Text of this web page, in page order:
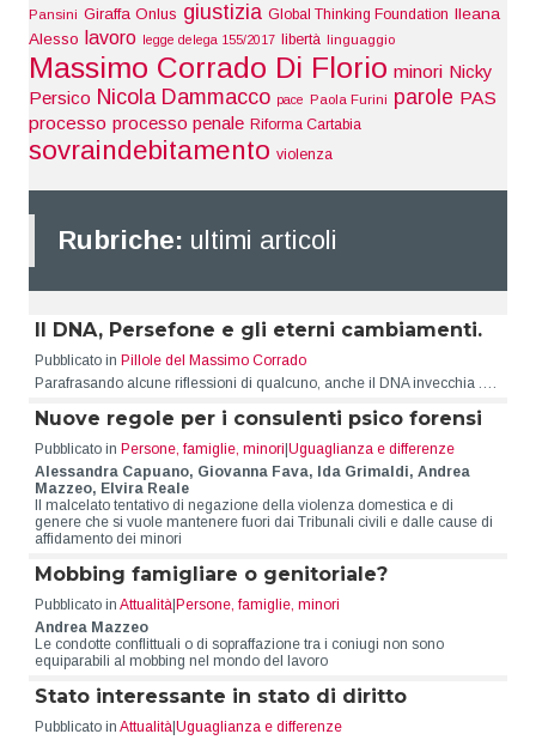
Pansini Giraffa Onlus giustizia Global Thinking Foundation Ileana
Alesso lavoro legge delega 155/2017 libertà linguaggio
Massimo Corrado Di Florio minori Nicky
Persico Nicola Dammacco pace Paola Furini parole PAS
processo processo penale Riforma Cartabia
sovraindebitamento violenza
Rubriche: ultimi articoli
Il DNA, Persefone e gli eterni cambiamenti.
Pubblicato in Pillole del Massimo Corrado
Parafrasando alcune riflessioni di qualcuno, anche il DNA invecchia .…
Nuove regole per i consulenti psico forensi
Pubblicato in Persone, famiglie, minori Uguaglianza e differenze
Alessandra Capuano, Giovanna Fava, Ida Grimaldi, Andrea
Mazzeo, Elvira Reale
Il malcelato tentativo di negazione della violenza domestica e di
genere che si vuole mantenere fuori dai Tribunali civili e dalle cause di
affidamento dei minori
Mobbing famigliare o genitoriale?
Pubblicato in Attualità Persone, famiglie, minori
Andrea Mazzeo
Le condotte conflittuali o di sopraffazione tra i coniugi non sono
equiparabili al mobbing nel mondo del lavoro
Stato interessante in stato di diritto
Pubblicato in Attualità Uguaglianza e differenze